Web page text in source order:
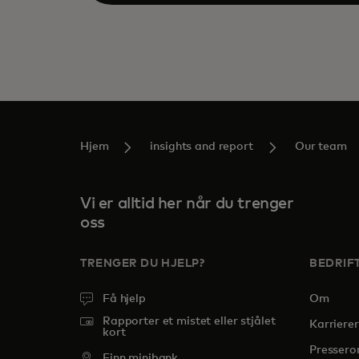
Hjem insights and report Our team
Vi er alltid her når du trenger
oss
TRENGER DU HJELP?
Få hjelp
Rapporter et mistet eller stjålet
kort
Om
Karrierer